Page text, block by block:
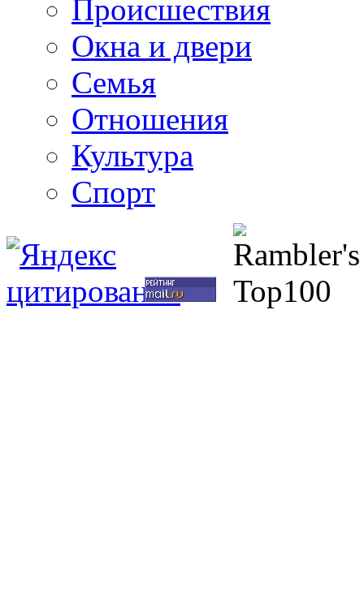
Происшествия
Окна и двери
Семья
Отношения
Культура
Спорт